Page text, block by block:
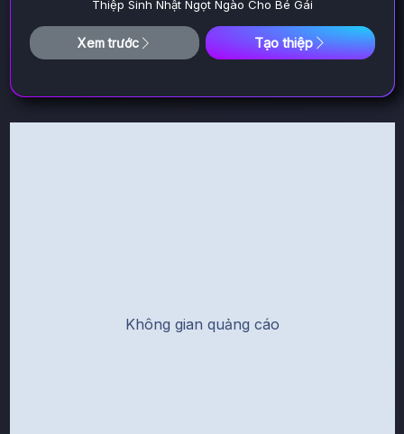
Thiệp Sinh Nhật Ngọt Ngào Cho Bé Gái
Xem trước Tạo thiệp